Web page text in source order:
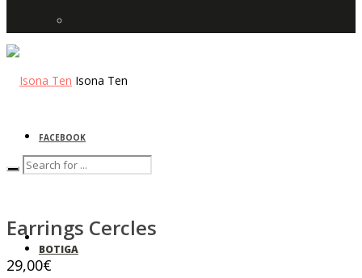
Isona Ten
0
BOTIGA
FACEBOOK
Earrings Cercles
29,00€